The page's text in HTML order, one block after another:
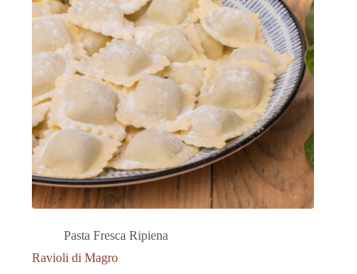
Pasta Fresca Ripiena
Ravioli di Magro